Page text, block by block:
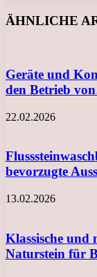
ÄHNLICHE
Geräte und
den Betrieb
22.02.2026
bevorzugte
13.02.2026
Klassische und
Naturstein für